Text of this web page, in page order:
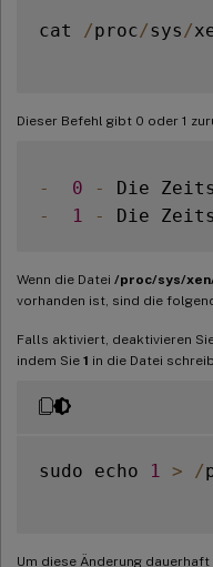
cat /proc/sys /
Dieser Befehl gibt 0 oder 1
- 0 -
Die
-
1 - Die
Wenn die Datei /proc/sys/
vorhanden ist, sind die
Falls aktiviert, deaktivieren
indem Sie 1 in die Datei
sudo echo 1 > /
Um diese Änderung